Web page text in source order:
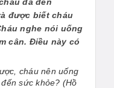
được biết cháu
nghe nói uống
cân. Điều này có
cháu nên uống
sức khỏe? (Hồ